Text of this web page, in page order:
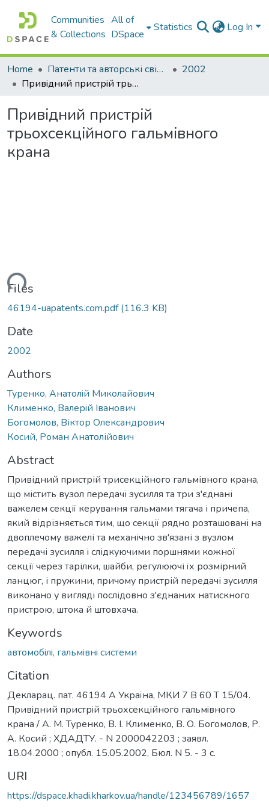
Communities
& Collections
All of
DSpace
Statistics Log In
Home Патенти та авторські свідоцтва
2002
Привiдний пристрiй трьохсекцiйного гальмiвного крана
Привiдний пристрiй
трьохсекцiйного гальмiвного
крана
Files
46194-uapatents.com.pdf(116.3 KB)
Date
2002
Authors
Туренко, Анатолiй Миколайович
Клименко, Валерiй Iванович
Богомолов, Віктор Олександрович
Косий, Роман Анатолійович
Abstract
Привідний пристрій трисекційного гальмівного крана,
що містить вузол передачі зусилля та три з'єднані
важелем секції керування гальмами тягача і причепа,
який відрізняється тим, що секції рядно розташовані на
двоплечому важелі та механічно зв'язані з вузлом
передачі зусилля і слідкуючими поршнями кожної
секції через тарілки, шайби, регулюючі їх розмірний
ланцюг, і пружини, причому пристрій передачі зусилля
виконано у вигляді послідовно з'єднаних натискного
пристрою, штока й штовхача.
Keywords
автомобiлi, гальмiвнi системи
Citation
Декларац. пат. 46194 А Україна, МКИ 7 B 60 T 15/04.
Привiдний пристрiй трьохсекцiйного гальмiвного
крана / А. М. Туренко, В. I. Клименко, В. О. Богомолов, Р.
А. Косий ; ХДАДТУ. - N 2000042203 ; заявл.
18.04.2000 ; опубл. 15.05.2002, Бюл. N 5. - 3 с.
URI
https://dspace.khadi.kharkov.ua/handle/123456789/1657